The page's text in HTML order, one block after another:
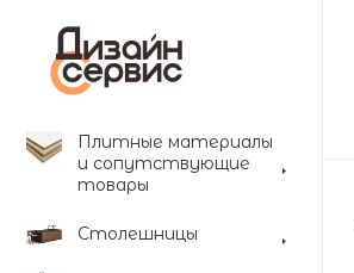
Плитные материалы
и сопутствующие
товары
Столешницы